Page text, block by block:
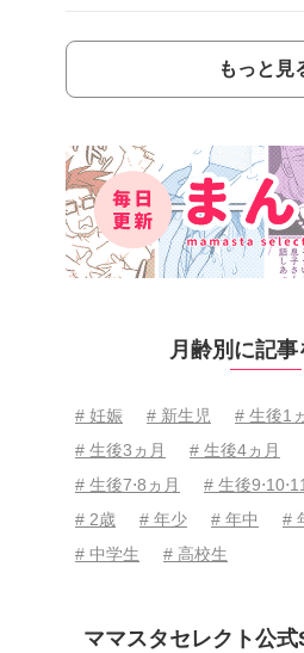
もっと見
月齢別に記事
# 妊娠 # 新生児 # 生後1
# 生後3ヵ月
# 生後4ヵ月
# 生後7⋅8ヵ月
# 生後
# 2歳
# 年少 # 年中 #
# 中学生
# 高校生
ママスタセレクト公